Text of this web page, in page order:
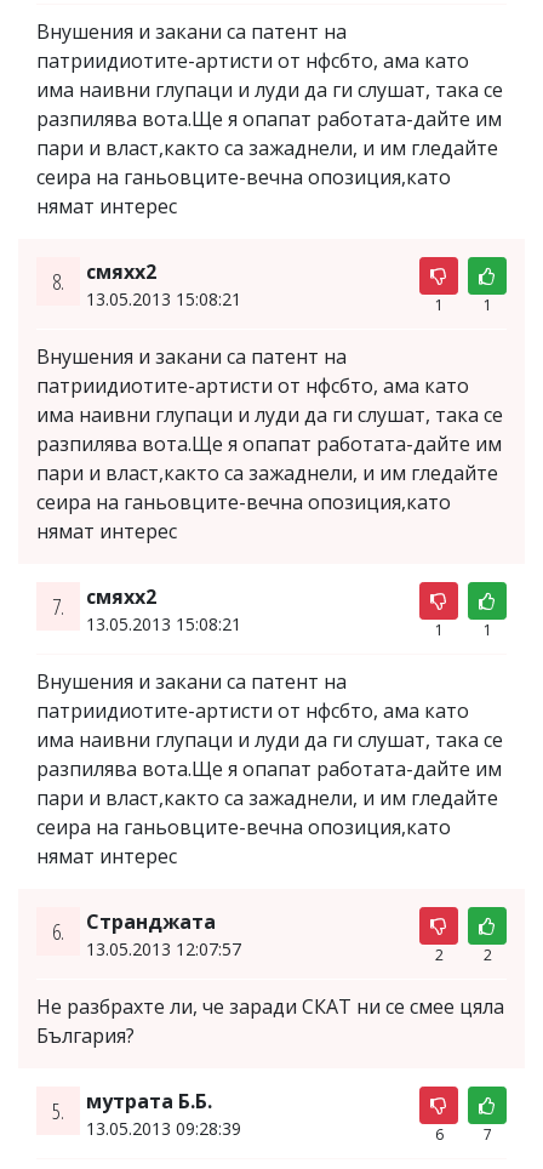
Внушения и закани са патент на
патриидиотите-артисти от нфсбто, ама като
има наивни глупаци и луди да ги слушат, така се
разпилява вота.Ще я опапат работата-дайте им
пари и власт,както са зажаднели, и им гледайте
сеира на ганьовците-вечна опозиция,като
нямат интерес
8. смяхх2
13.05.2013 15:08:21 1 1
Внушения и закани са патент на
патриидиотите-артисти от нфсбто, ама като
има наивни глупаци и луди да ги слушат, така се
разпилява вота.Ще я опапат работата-дайте им
пари и власт,както са зажаднели, и им гледайте
сеира на ганьовците-вечна опозиция,като
нямат интерес
7. смяхх2
13.05.2013 15:08:21 1 1
Внушения и закани са патент на
патриидиотите-артисти от нфсбто, ама като
има наивни глупаци и луди да ги слушат, така се
разпилява вота.Ще я опапат работата-дайте им
пари и власт,както са зажаднели, и им гледайте
сеира на ганьовците-вечна опозиция,като
нямат интерес
6. Странджата
13.05.2013 12:07:57 2 2
Не разбрахте ли, че заради СКАТ ни се смее цяла
България?
5. мутрата Б.Б.
13.05.2013 09:28:39 6 7